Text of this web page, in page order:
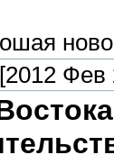
[2012 Фев